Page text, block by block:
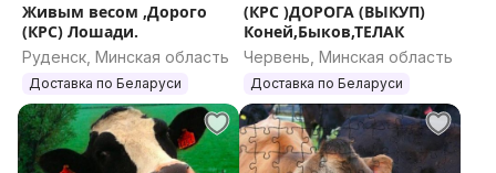
Живым весом ,Дорого
(КРС) Лошади.
Руденск, Минская область
Доставка по Беларуси
(КРС )ДОРОГА (ВЫКУП)
Коней,Быков,ТЕЛАК
Червень, Минская область
Доставка по Беларуси